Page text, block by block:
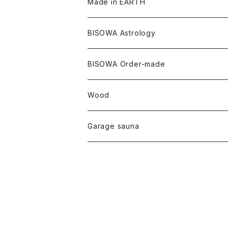
クォーツインクォーツ
タンザナイト
ムーンストーン
中国
アメリカ
縁キャンドル
大蝶恵美子
Tomoko Uemura Art 麻炭陶器
Cosmic hemp
YUGEN GLASS
others
foods
バンブー
オーガニックフリース
宇佐美聖子
Made in EARTH
Misakubo Japan
碧-AOI-の松葉天然酵母パン
Uwajima Japan
BISOWA Astrology
BISOWA Order-made
∞Seiko Usami∞
Wood
Garage sauna